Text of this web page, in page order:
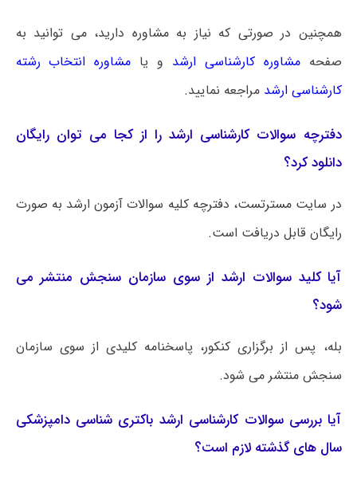
همچنین در صورتی که نیاز به مشاوره دارید، می توانید به
صفحهمشاوره کارشناسی ارشد و یا مشاوره انتخاب رشته
کارشناسی ارشد مراجعه نمایید.
دفترچه سوالات کارشناسی ارشد را از کجا می توان رایگان
دانلود کرد؟
در سایت مسترتست، دفترچه کلیه سوالات آزمون ارشد به صورت
رایگان قابل دریافت است.
آیا کلید سوالات ارشد از سوی سازمان سنجش منتشر می
شود؟
بله، پس از برگزاری کنکور، پاسخنامه کلیدی از سوی سازمان
سنجش منتشر می شود.
آیا بررسی سوالات کارشناسی ارشد باکتری‌ شناسی دامپزشکی
سال های گذشته لازم است؟